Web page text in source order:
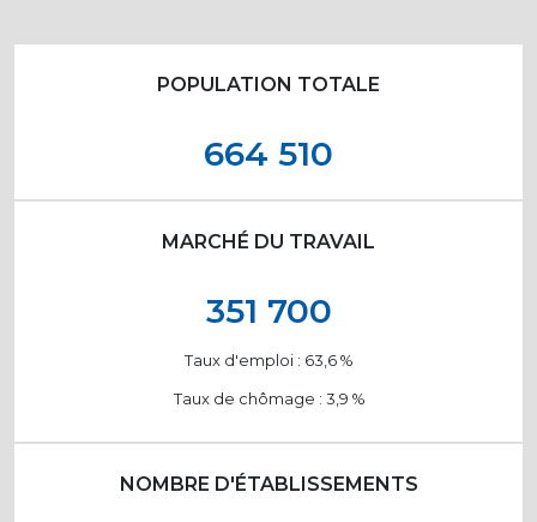
POPULATION TOTALE
664 510
MARCHÉ DU TRAVAIL
351 700
Taux d'emploi : 63,6 %
Taux de chômage : 3,9 %
NOMBRE D'ÉTABLISSEMENTS